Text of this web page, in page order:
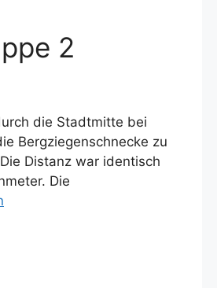
2
die Stadtmitte bei
Bergziegenschnecke zu
Distanz war identisch
Die